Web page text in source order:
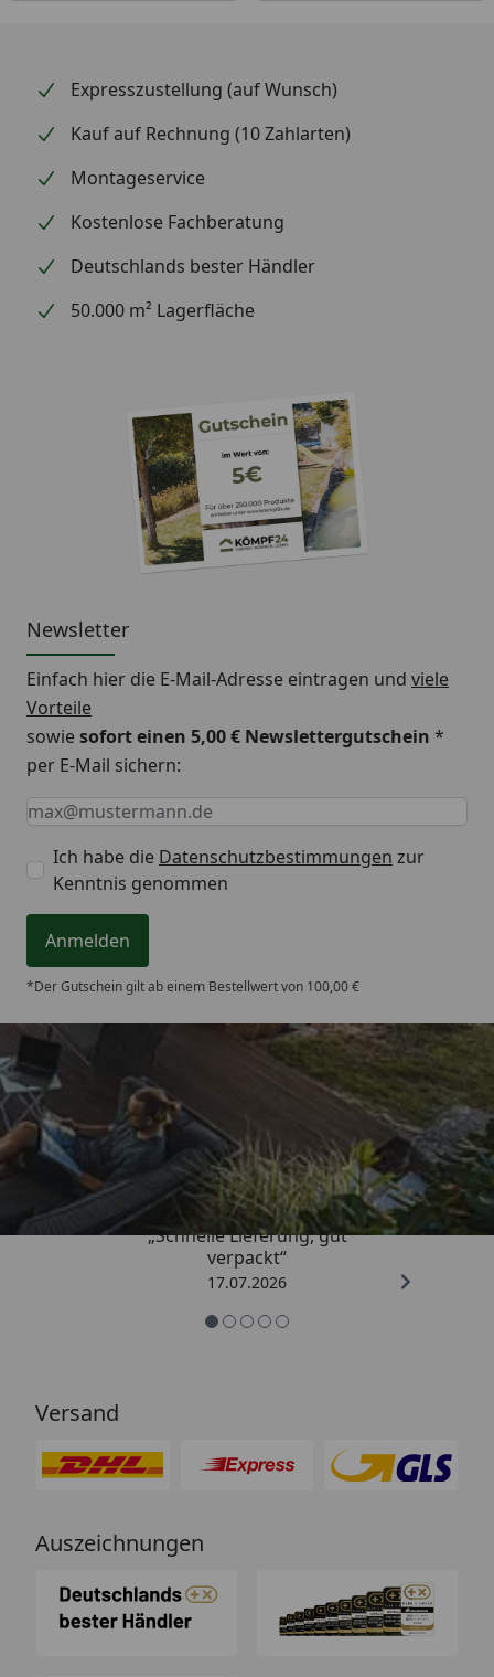
Expresszustellung (auf Wunsch)
Kauf auf Rechnung (10 Zahlarten)
Montageservice
Kostenlose Fachberatung
Deutschlands bester Händler
50.000 m² Lagerfläche
Newsletter
Einfach hier die E-Mail-Adresse eintragen und viele
Vorteile
sowiesofort einen 5,00 € Newslettergutschein *
per E-Mail sichern:
Keine Eingabe erforderlich
Eingabe erforderlich
E-Mail *
Ich habe die Datenschutzbestimmungen zur
Kenntnis genommen
Anmelden
*Der Gutschein gilt ab einem Bestellwert von 100,00 €
Trusted Shops
4,65/ 5
„Schnelle Lieferung, gut
verpackt“
17.07.2026
Versand
Auszeichnungen